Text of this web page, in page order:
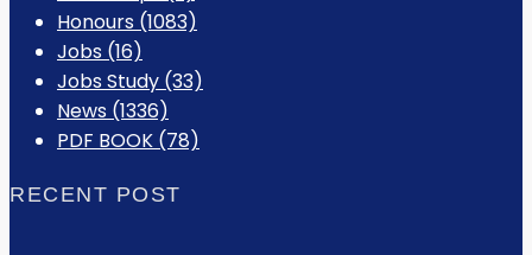
Honours (1083)
Jobs (16)
Jobs Study (33)
News (1336)
PDF BOOK (78)
RECENT POST